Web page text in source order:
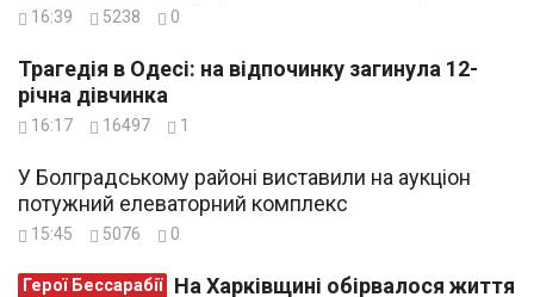
16:39 5238 0
Трагедія в Одесі: на відпочинку загинула 12-
річна дівчинка
16:17 16497 1
У Болградському районі виставили на аукціон
потужний елеваторний комплекс
15:45 5076 0
Герої Бессарабії